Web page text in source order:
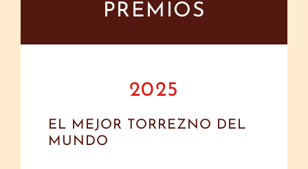
PREMIOS
2025
EL MEJOR TORREZNO DEL
MUNDO